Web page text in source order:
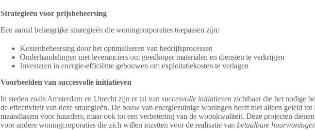
Strategieën voor prijsbeheersing
Een aantal belangrijke strategieën die woningcorporaties toepassen zijn:
Kostenbeheersing door het optimaliseren van bedrijfsprocessen
Onderhandelingen met leveranciers om goedkoper materialen en diensten te verkrijgen
Investeren in energie-efficiënte gebouwen om exploitatiekosten te verlagen
Voorbeelden van succesvolle initiatieven
In steden zoals Amsterdam en Utrecht zijn er tal van succesvolle initiatieven zichtbaar die het nodige
de effectiviteit van deze strategieën. De bouw van energiezuinige woningen heeft niet alleen geleid tot
maandlasten voor huurders, maar ook tot een verbetering van de woonkwaliteit. Deze projecten
voor andere woningcorporaties die zich willen inzetten voor de realisatie van betaalbare